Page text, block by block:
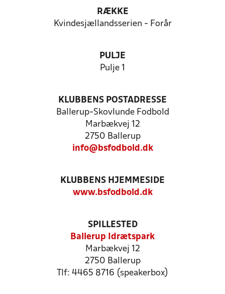
RÆKKE
Kvindesjællandsserien - Forår
PULJE
Pulje 1
KLUBBENS POSTADRESSE
Ballerup-Skovlunde Fodbold
Marbækvej 12
2750 Ballerup
info@bsfodbold.dk
KLUBBENS HJEMMESIDE
www.bsfodbold.dk
SPILLESTED
Ballerup Idrætspark
Marbækvej 12
2750 Ballerup
Tlf: 4465 8716 (speakerbox)